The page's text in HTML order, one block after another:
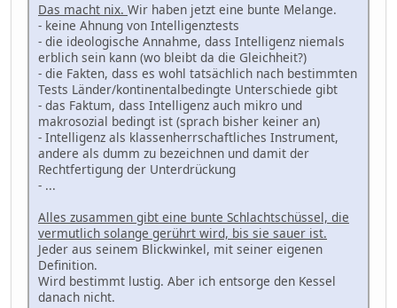
Das macht nix. Wir haben jetzt eine bunte Melange.
- keine Ahnung von Intelligenztests
- die ideologische Annahme, dass Intelligenz niemals
erblich sein kann (wo bleibt da die Gleichheit?)
- die Fakten, dass es wohl tatsächlich nach bestimmten
Tests Länder/kontinentalbedingte Unterschiede gibt
- das Faktum, dass Intelligenz auch mikro und
makrosozial bedingt ist (sprach bisher keiner an)
- Intelligenz als klassenherrschaftliches Instrument,
andere als dumm zu bezeichnen und damit der
Rechtfertigung der Unterdrückung
- ...
Alles zusammen gibt eine bunte Schlachtschüssel, die
vermutlich solange gerührt wird, bis sie sauer ist.
Jeder aus seinem Blickwinkel, mit seiner eigenen
Definition.
Wird bestimmt lustig. Aber ich entsorge den Kessel
danach nicht.